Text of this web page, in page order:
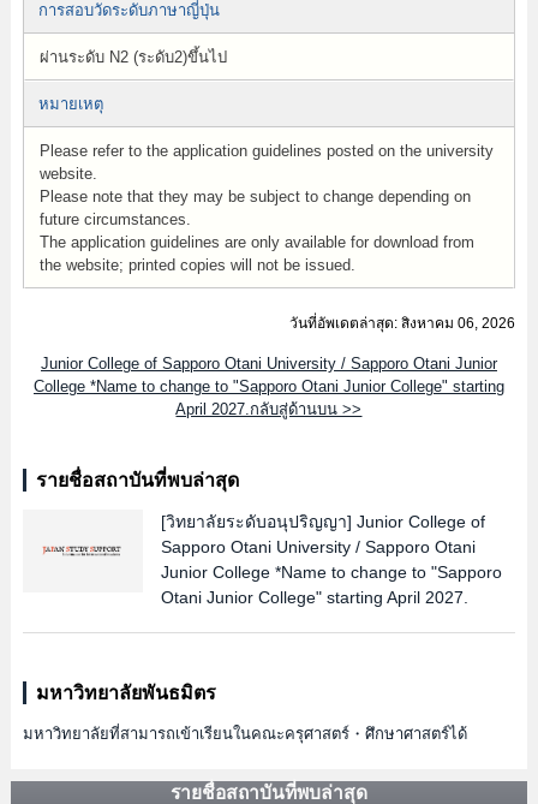
การสอบวัดระดับภาษาญี่ปุ่น
ผ่านระดับ N2 (ระดับ2)ขึ้นไป
หมายเหตุ
Please refer to the application guidelines posted on the university
website.
Please note that they may be subject to change depending on
future circumstances.
The application guidelines are only available for download from
the website; printed copies will not be issued.
วันที่อัพเดตล่าสุด: สิงหาคม 06, 2026
Junior College of Sapporo Otani University / Sapporo Otani Junior
College *Name to change to "Sapporo Otani Junior College" starting
April 2027.กลับสู่ด้านบน >>
รายชื่อสถาบันที่พบล่าสุด
[วิทยาลัยระดับอนุปริญญา] Junior College of
Sapporo Otani University / Sapporo Otani
Junior College *Name to change to "Sapporo
Otani Junior College" starting April 2027.
มหาวิทยาลัยพันธมิตร
มหาวิทยาลัยที่สามารถเข้าเรียนในคณะครุศาสตร์・ศึกษาศาสตร์ได้
รายชื่อสถาบันที่พบล่าสุด